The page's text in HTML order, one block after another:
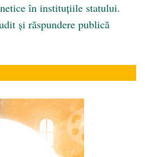
în instituțiile statului.
și răspundere publică